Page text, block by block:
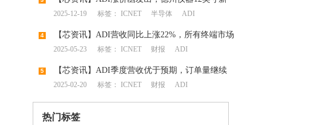
厂投入运营
2025-12-19 标签： ICNET 半导体 ADI
4
【芯资讯】ADI营收同比上涨22%，所有终端市场
预定量增加
2025-05-23 标签： ICNET 财报 ADI
5
【芯资讯】ADI季度营收优于预期，订单量继续
逐步改善
2025-02-20 标签： ICNET 财报 ADI
热门标签